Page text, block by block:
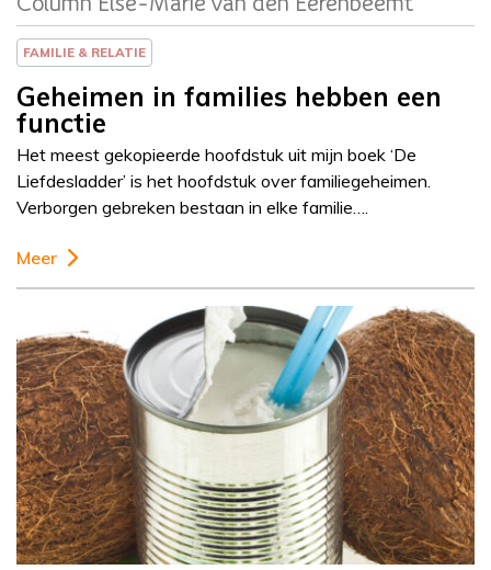
FAMILIE & RELATIE
Geheimen in families hebben een
functie
Het meest gekopieerde hoofdstuk uit mijn boek ‘De
Liefdesladder’ is het hoofdstuk over familiegeheimen.
Verborgen gebreken bestaan in elke familie….
Meer
Column
Janny van der Heijden